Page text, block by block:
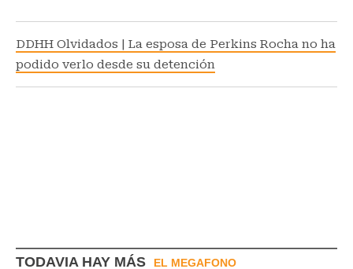
DDHH Olvidados | La esposa de Perkins Rocha no ha
podido verlo desde su detención
TODAVIA HAY MÁS EL MEGAFONO